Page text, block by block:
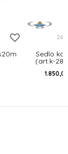
Sedlo
(art.k-